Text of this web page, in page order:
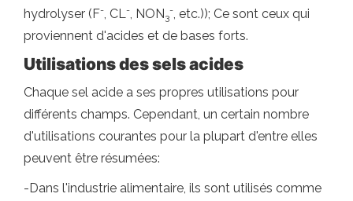
hydrolyser (F-, CL-, NON3
-, etc.)); Ce sont ceux qui
proviennent d'acides et de bases forts.
Utilisations des sels acides
Chaque sel acide a ses propres utilisations pour
différents champs. Cependant, un certain nombre
d'utilisations courantes pour la plupart d'entre elles
peuvent être résumées:
-Dans l'industrie alimentaire, ils sont utilisés comme